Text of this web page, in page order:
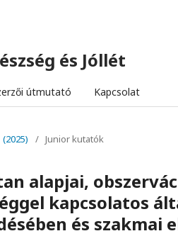
és Jóllét
útmutató Kapcsolat
/ Junior kutatók
alapjai,
kapcsolatos
és szakmai